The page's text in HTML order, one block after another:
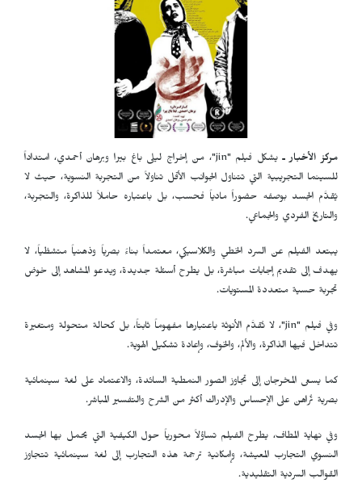
مركز الأخبار ـيشكل فيلم "jin"، من إخراج ليلى باغ بيرا وبرهان أحمدي، امتداداً
للسينما التجريبية التي تتناول الجوانب الأقل تناولاً من التجربة النسوية، حيث لا
يُقدَّم الجسد بوصفه حضوراً مادياً فحسب، بل باعتباره حاملاً للذاكرة، والتجربة،
والتاريخ الفردي والجماعي.
يبتعد الفيلم عن السرد الخطي والكلاسيكي، معتمداً بناءً بصرياً وذهنياً متشظياً، لا
يهدف إلى تقديم إجابات مباشرة، بل يطرح أسئلة جديدة، ويدعو المشاهد إلى خوض
تجربة حسية متعددة المستويات.
وفي فيلم "jin"، لا تُقدَّم الأنوثة باعتبارها مفهوماً ثابتاً، بل كحالة متحولة ومتغيرة
تتداخل فيها الذاكرة، والألم، والخوف، وإعادة تشكيل الهوية.
كما يسعى المخرجان إلى تجاوز الصور النمطية السائدة، والاعتماد على لغة سينمائية
بصرية تُراهن على الإحساس والإدراك أكثر من الشرح والتفسير المباشر.
وفي نهاية المطاف، يطرح الفيلم تساؤلاً محورياً حول الكيفية التي يحمل بها الجسد
النسوي التجارب المعيشة، وإمكانية ترجمة هذه التجارب إلى لغة سينمائية تتجاوز
القوالب السردية التقليدية.